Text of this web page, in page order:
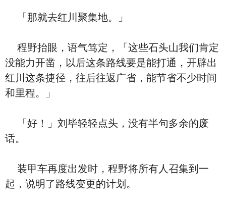
「那就去红川聚集地。」
程野抬眼，语气笃定，「这些石头山我们肯定
没能力开凿，以后这条路线要是能打通，开辟出
红川这条捷径，往后往返广省，能节省不少时间
和里程。」
「好！」刘毕轻轻点头，没有半句多余的废
话。
装甲车再度出发时，程野将所有人召集到一
起，说明了路线变更的计划。